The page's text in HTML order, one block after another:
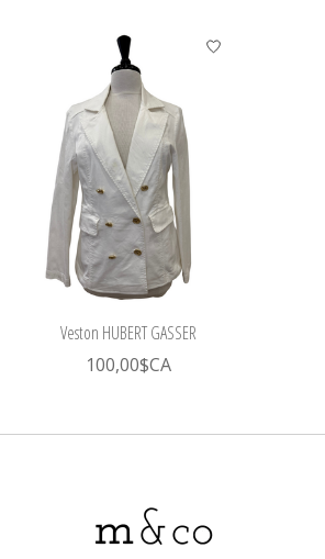
Veston HUBERT GASSER
100,00$CA